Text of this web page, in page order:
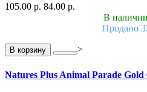
105.00 р. 84.00 р.
В
Продано
В корзину >
Natures Plus Animal Parade Gold